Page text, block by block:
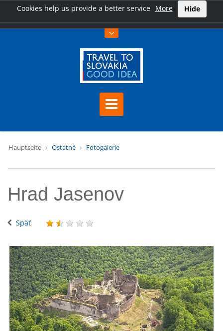
Cookies help us provide a better service More Hide
Hauptseite Ostatné Fotogalerie
Hrad Jasenov
Späť